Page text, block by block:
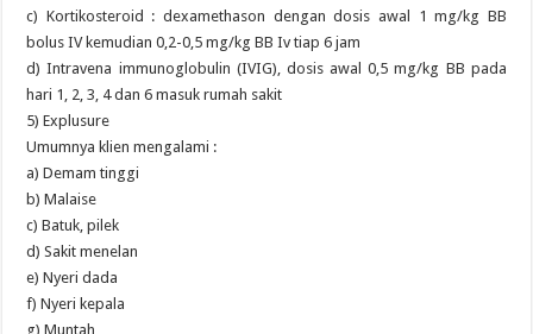
c) Kortikosteroid : dexamethason dengan dosis awal 1 mg/kg BB
bolus IV kemudian 0,2-0,5 mg/kg BB Iv tiap 6 jam
d) Intravena immunoglobulin (IVIG), dosis awal 0,5 mg/kg BB pada
hari 1, 2, 3, 4 dan 6 masuk rumah sakit
5) Explusure
Umumnya klien mengalami :
a) Demam tinggi
b) Malaise
c) Batuk, pilek
d) Sakit menelan
e) Nyeri dada
f) Nyeri kepala
g) Muntah